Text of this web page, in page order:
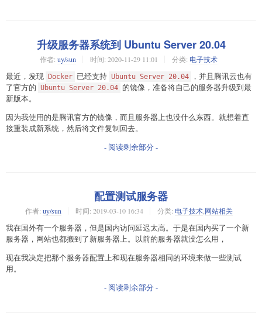
升级服务器系统到 Ubuntu Server 20.04
作者: uy/sun 时间: 2020-11-29 11:01 分类: 电子技术
最近，发现 Docker 已经支持 Ubuntu Server 20.04
，并且腾讯云也有
了官方的 Ubuntu Server 20.04 的镜像，准备将自己的服务器升级到最
新版本。
因为我使用的是腾讯官方的镜像，而且服务器上也没什么东西。就想着直
接重装成新系统，然后将文件复制回去。
- 阅读剩余部分 -
配置测试服务器
作者: uy/sun 时间: 2019-03-10 16:34 分类: 电子技术, 网站相关
我在国外有一个服务器，但是国内访问延迟太高。于是在国内买了一个新
服务器，网站也都搬到了新服务器上。以前的服务器就没怎么用，
现在我决定把那个服务器配置上和现在服务器相同的环境来做一些测试
用。
- 阅读剩余部分 -